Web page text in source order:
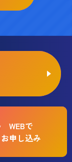
WEBで
お申し込み
）